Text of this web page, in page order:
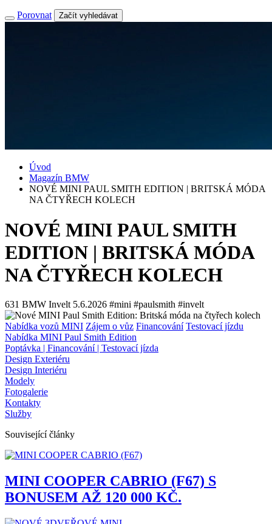
Porovnat Začít vyhledávat
Úvod
Magazín BMW
NOVÉ MINI PAUL SMITH EDITION | BRITSKÁ MÓDA
NA ČTYŘECH KOLECH
NOVÉ MINI PAUL SMITH
EDITION | BRITSKÁ MÓDA
NA ČTYŘECH KOLECH
631 BMW Invelt 5.6.2026 #mini #paulsmith #invelt
Nabídka vozů MINI Zájem o vůz Financování Testovací jízdu
Nabídka MINI Paul Smith Edition
Poptávka | Financování | Testovací jízda
Design Exteriéru
Design Interiéru
Modely
Fotogalerie
Kontakty
Služby
Související články
MINI COOPER CABRIO (F67) S
BONUSEM AŽ 120 000 KČ.